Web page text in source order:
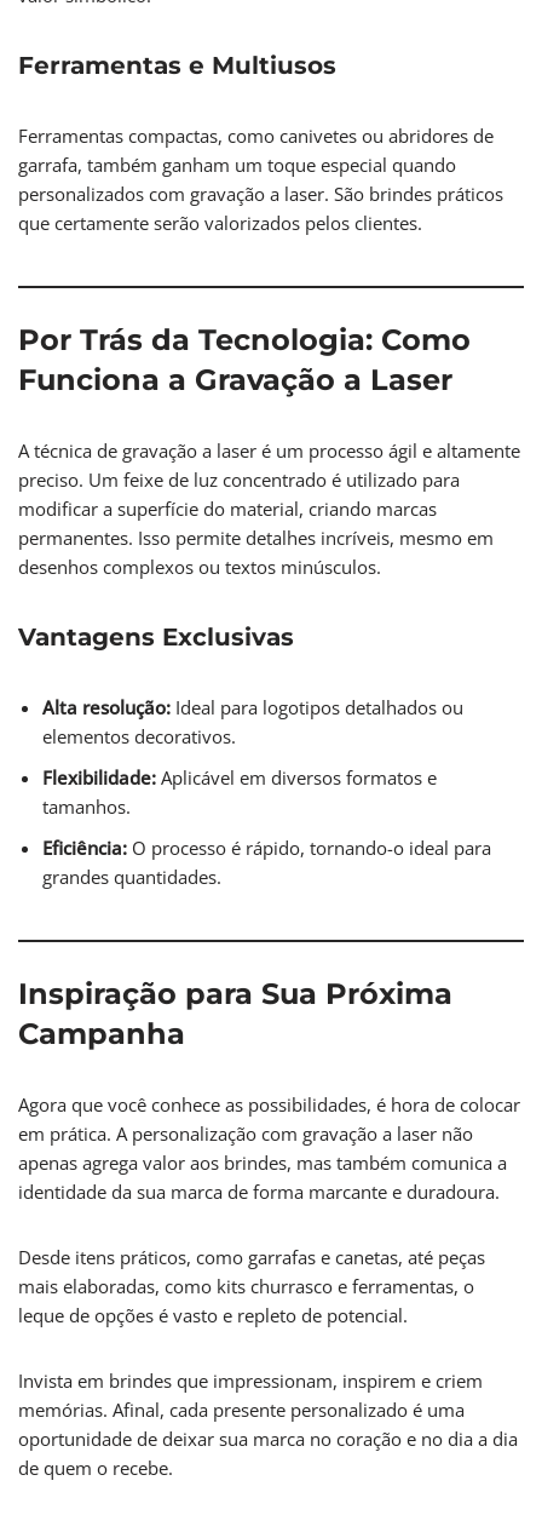
Ferramentas e Multiusos
Ferramentas compactas, como canivetes ou abridores de
garrafa, também ganham um toque especial quando
personalizados com gravação a laser. São brindes práticos
que certamente serão valorizados pelos clientes.
Por Trás da Tecnologia: Como
Funciona a Gravação a Laser
A técnica de gravação a laser é um processo ágil e altamente
preciso. Um feixe de luz concentrado é utilizado para
modificar a superfície do material, criando marcas
permanentes. Isso permite detalhes incríveis, mesmo em
desenhos complexos ou textos minúsculos.
Vantagens Exclusivas
Alta resolução: Ideal para logotipos detalhados ou
elementos decorativos.
Flexibilidade: Aplicável em diversos formatos e
tamanhos.
Eficiência: O processo é rápido, tornando-o ideal para
grandes quantidades.
Inspiração para Sua Próxima
Campanha
Agora que você conhece as possibilidades, é hora de colocar
em prática. A personalização com gravação a laser não
apenas agrega valor aos brindes, mas também comunica a
identidade da sua marca de forma marcante e duradoura.
Desde itens práticos, como garrafas e canetas, até peças
mais elaboradas, como kits churrasco e ferramentas, o
leque de opções é vasto e repleto de potencial.
Invista em brindes que impressionam, inspirem e criem
memórias. Afinal, cada presente personalizado é uma
oportunidade de deixar sua marca no coração e no dia a dia
de quem o recebe.